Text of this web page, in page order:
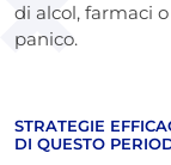
di alcol, farmaci
panico.
STRATEGIE
DI QUESTO